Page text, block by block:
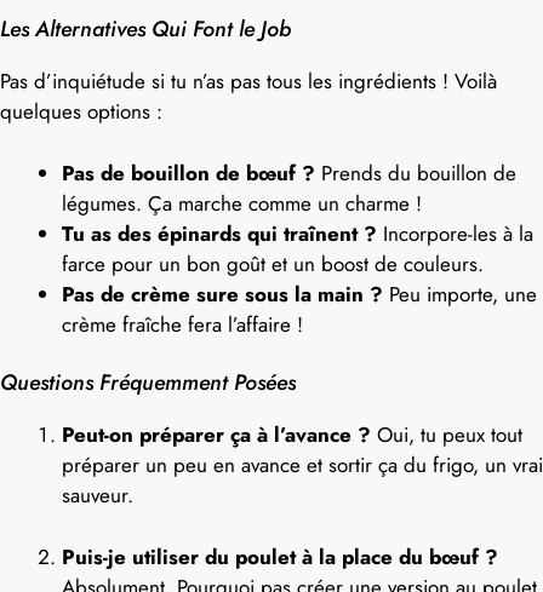
Les Alternatives Qui Font le Job
Pas d’inquiétude si tu n’as pas tous les ingrédients ! Voilà
quelques options :
Pas de bouillon de bœuf ? Prends du bouillon de
légumes. Ça marche comme un charme !
Tu as des épinards qui traînent ? Incorpore-les à la
farce pour un bon goût et un boost de couleurs.
Pas de crème sure sous la main ? Peu importe, une
crème fraîche fera l’affaire !
Questions Fréquemment Posées
Peut-on préparer ça à l’avance ? Oui, tu peux tout
préparer un peu en avance et sortir ça du frigo, un vrai
sauveur.
Puis-je utiliser du poulet à la place du bœuf ?